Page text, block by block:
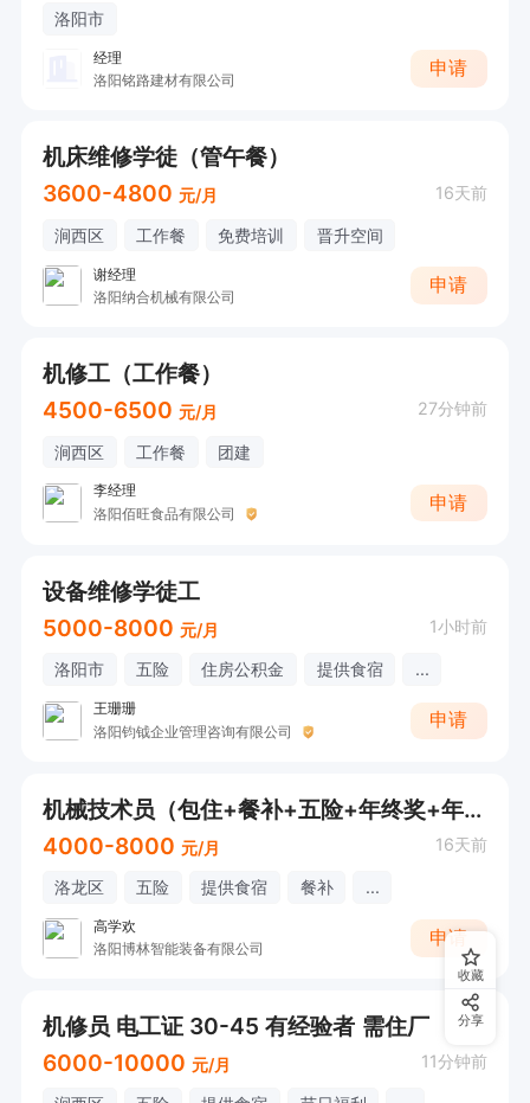
洛阳市
经理
洛阳铭路建材有限公司
申请
机床维修学徒（管午餐）
3600-4800 元/月 16天前
涧西区 工作餐 免费培训 晋升空间
谢经理
洛阳纳合机械有限公司
申请
机修工（工作餐）
4500-6500 元/月 27分钟前
涧西区 工作餐 团建
李经理
洛阳佰旺食品有限公司
申请
设备维修学徒工
5000-8000 元/月 1小时前
洛阳市 五险 住房公积金 提供食宿 ...
王珊珊
洛阳钧钺企业管理咨询有限公司
申请
机械技术员（包住+餐补+五险+年终奖+年假+高温补贴+节日福利）
4000-8000 元/月 16天前
洛龙区 五险 提供食宿 餐补 ...
高学欢
洛阳博林智能装备有限公司
申请
机修员 电工证 30-45 有经验者 需住厂
6000-10000 元/月 11分钟前
收藏
分享